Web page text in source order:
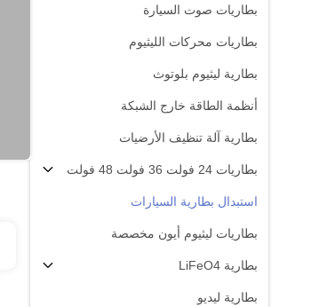
بطاريات صوت السيارة
بطاريات محركات الليثيوم
بطارية ليثيوم بلوتوث
أنظمة الطاقة خارج الشبكة
بطارية آلة تنظيف الأرضيات
بطاريات 24 فولت 36 فولت 48 فولت
استبدال بطارية السيارات
بطاريات ليثيوم أيون مخصصة
بطارية LiFeO4
بطارية ليديو